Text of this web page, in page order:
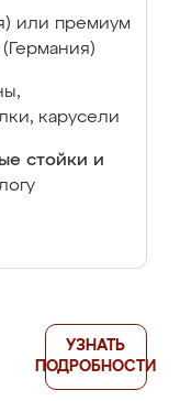
или премиум
карусели
стойки и
УЗНАТЬ
ПОДРОБНОСТИ